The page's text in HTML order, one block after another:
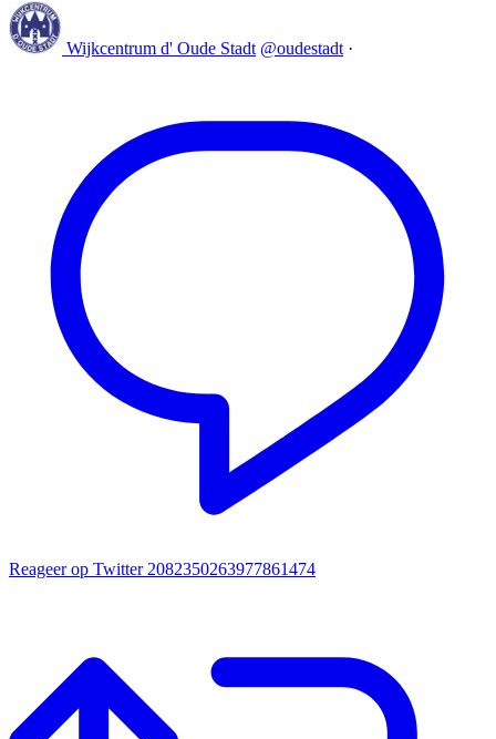
Wijkcentrum d' Oude Stadt @oudestadt ·
Reageer op Twitter 2082350263977861474